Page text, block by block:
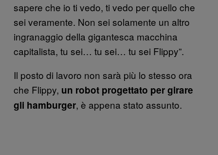
sapere che io ti vedo, ti vedo per quello che
sei veramente. Non sei solamente un altro
ingranaggio della gigantesca macchina
capitalista, tu sei… tu sei… tu sei Flippy”.
Il posto di lavoro non sarà più lo stesso ora
che Flippy, un robot progettato per girare
gli hamburger, è appena stato assunto.